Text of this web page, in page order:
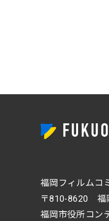
福岡フィルムコ
〒810-8620 福
福岡市役所コン